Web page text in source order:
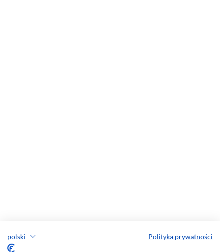
polski Polityka prywatności